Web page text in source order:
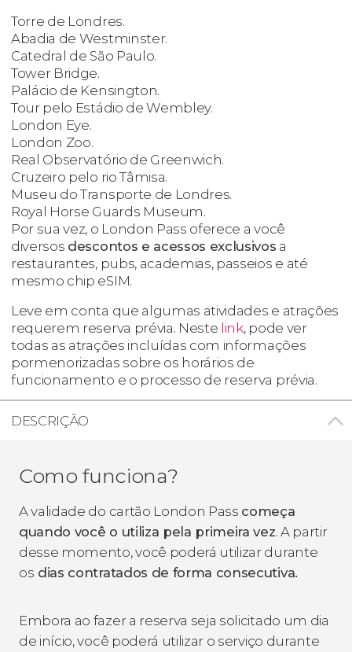
Torre de Londres.
Abadia de Westminster.
Catedral de São Paulo.
Tower Bridge.
Palácio de Kensington.
Tour pelo Estádio de Wembley.
London Eye.
London Zoo.
Real Observatório de Greenwich.
Cruzeiro pelo rio Tâmisa.
Museu do Transporte de Londres.
Royal Horse Guards Museum.
Por sua vez, o London Pass oferece a você
diversos descontos e acessos exclusivos a
restaurantes, pubs, academias, passeios e até
mesmo chip eSIM.
Leve em conta que algumas atividades e atrações
requerem reserva prévia. Neste link, pode ver
todas as atrações incluídas com informações
pormenorizadas sobre os horários de
funcionamento e o processo de reserva prévia.
DESCRIÇÃO
Como funciona?
A validade do cartão London Pass começa
quando você o utiliza pela primeira vez. A partir
desse momento, você poderá utilizar durante
os dias contratados de forma consecutiva.
Embora ao fazer a reserva seja solicitado um dia
de início, você poderá utilizar o serviço durante